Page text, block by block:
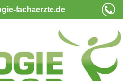
fachaerzte.de